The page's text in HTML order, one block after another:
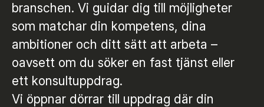
branschen. Vi guidar dig till möjligheter
som matchar din kompetens, dina
ambitioner och ditt sätt att arbeta –
oavsett om du söker en fast tjänst eller
ett konsultuppdrag.
Vi öppnar dörrar till uppdrag där din